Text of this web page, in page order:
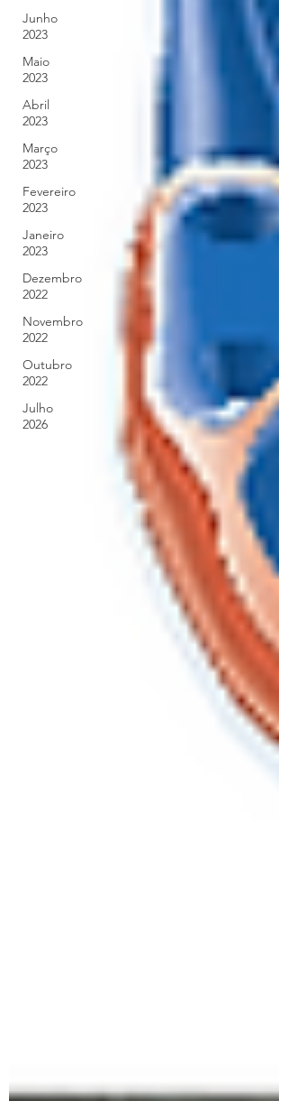
Junho
2023
Maio
2023
Abril
2023
Março
2023
Fevereiro
2023
Janeiro
2023
Dezembro
2022
Novembro
2022
Outubro
2022
Julho
2026